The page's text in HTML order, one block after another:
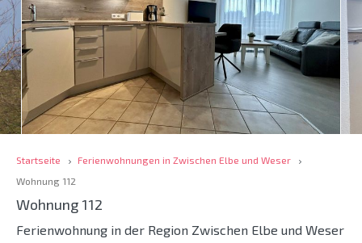
Startseite
Ferienwohnungen in Zwischen Elbe und Weser
Wohnung 112
Wohnung 112
Ferienwohnung in der Region Zwischen Elbe und Weser